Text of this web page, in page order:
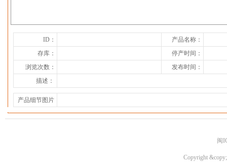
ID：
产品名称：
存库：
停产时间：
浏览次数：
发布时间：
描述：
产品细节图片
闽
Copyright